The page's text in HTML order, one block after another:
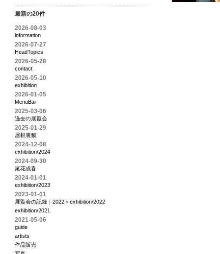
最新の20件
2026-08-03
information
2026-07-27
HeadTopics
2026-05-28
contact
2026-05-10
exhibition
2026-01-05
MenuBar
2025-03-06
過去の展覧会
2025-01-29
屋根裏貘
2024-12-08
exhibition/2024
2024-09-30
尾花成春
2024-01-01
exhibition/2023
2023-01-01
展覧会の記録｜2022＞exhibition/2022
exhibition/2021
2021-05-06
guide
artists
作品販売